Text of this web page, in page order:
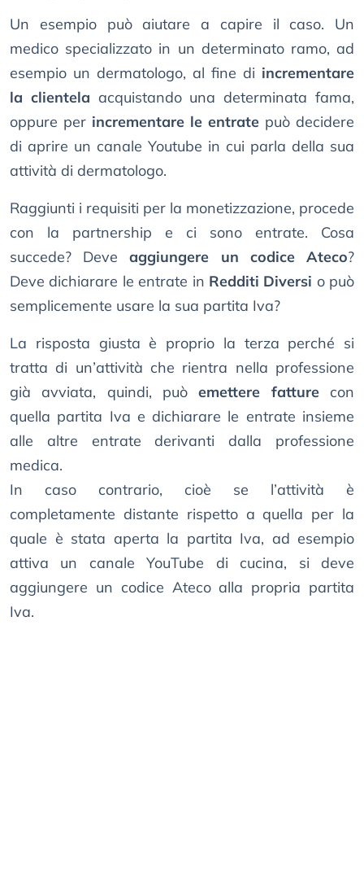
Un esempio può aiutare a capire il caso. Un
medico specializzato in un determinato ramo, ad
esempio un dermatologo, al fine di incrementare
la clientela acquistando una determinata fama,
oppure per incrementare le entrate può decidere
di aprire un canale Youtube in cui parla della sua
attività di dermatologo.
Raggiunti i requisiti per la monetizzazione, procede
con la partnership e ci sono entrate. Cosa
succede? Deveaggiungere un codice Ateco?
Deve dichiarare le entrate in Redditi Diversi o può
semplicemente usare la sua partita Iva?
La risposta giusta è proprio la terza perché si
tratta di un’attività che rientra nella professione
già avviata, quindi, puòemettere fatturecon
quella partita Iva e dichiarare le entrate insieme
alle altre entrate derivanti dalla professione
medica.
In caso contrario, cioè se l’attività è
completamente distante rispetto a quella per la
quale è stata aperta la partita Iva, ad esempio
attiva un canale YouTube di cucina, si deve
aggiungere un codice Ateco alla propria partita
Iva.